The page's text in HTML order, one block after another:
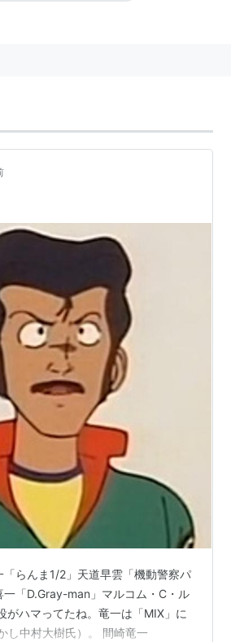
寺一）
バー（後藤喜一）
（ベン・ウッダー）
（ラカン・ダカラン）
lain（岩倉康雄）
大戦OG ディバイン・ウォーズ（ノ
（あくとり代官）
ス（エキセドル・フォルモ）
ドル・フォルモ）
ルトロ・ルノラータ）
雲）
ノセン・テイセス（萱場）
（ジャッジ・ギース）
「らんま1/2」天道早雲「機動警察パ
一「D.Gray-man」マルコム・C・ル
がハマってたね。竜一は「MIX」に
し中村大樹氏）。 間崎竜一